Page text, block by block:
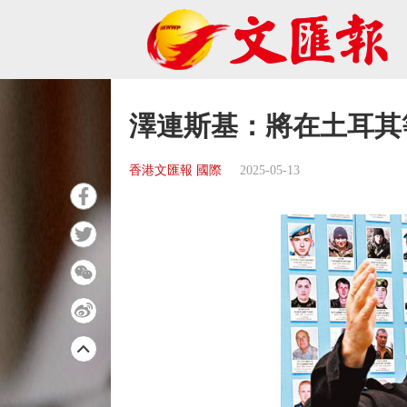
澤連斯基：將在土耳
香港文匯報 國際 2025-05-13